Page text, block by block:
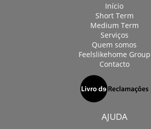
Início
Short Term
Medium Term
Serviços
Quem somos
Feelslikehome Group
Contacto
AJUDA